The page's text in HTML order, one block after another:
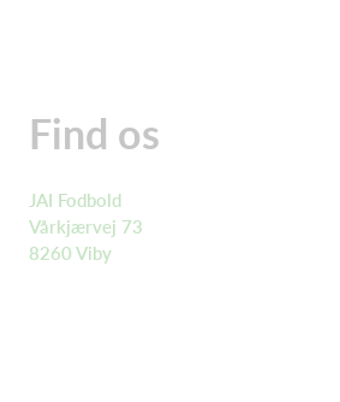
Find os
JAI Fodbold
Vårkjærvej 73
8260 Viby